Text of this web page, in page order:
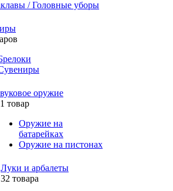
/ Головные уборы
оружие
товар
Оружие на
батарейках
Оружие на пистонах
Луки и арбалеты
32 товара